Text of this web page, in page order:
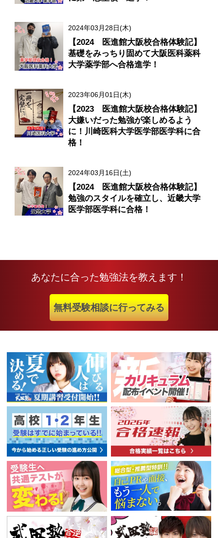
2024年03月28日(木)
【2024 医進館大阪校合格体験記】
基礎をみっちり固めて大阪医科薬科
大学薬学部へ合格進学！
2023年06月01日(木)
【2023 医進館大阪校合格体験記】
大嫌いだった勉強が楽しめるよう
に！川崎医科大学医学部医学科に合
格！
2024年03月16日(土)
【2024 医進館大阪校合格体験記】
勉強のスタイルを確立し、近畿大学
医学部医学科に合格！
あなたに合った勉強法を教えます！
無料受験相談に行ってみる